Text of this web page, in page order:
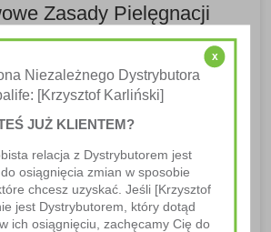
Zasady Pielęgnacji
Ciała
Pielęgnacja Ciała
aby zachować zdrowy i piękny
CZYTAJ WIĘCEJ
x
Niezależnego Dystrybutora
[Krzysztof Karliński]
JUŻ KLIENTEM?
relacja z Dystrybutorem jest
osiągnięcia zmian w sposobie
chcesz uzyskać. Jeśli [Krzysztof
jest Dystrybutorem, który dotąd
ich osiągnięciu, zachęcamy Cię do